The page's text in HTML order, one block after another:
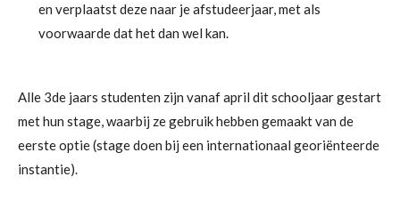
en verplaatst deze naar je afstudeerjaar, met als
voorwaarde dat het dan wel kan.
Alle 3de jaars studenten zijn vanaf april dit schooljaar gestart
met hun stage, waarbij ze gebruik hebben gemaakt van de
eerste optie (stage doen bij een internationaal georiënteerde
instantie).